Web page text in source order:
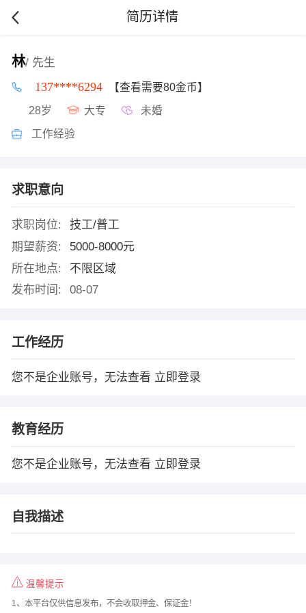
简历详情
林/ 先生
137****6294 【查看需要80金币】
28岁 大专 未婚
工作经验
求职意向
求职岗位:
技工/普工
期望薪资:
5000-8000元
所在地点:
不限区域
发布时间:
08-07
工作经历
您不是企业账号，无法查看 立即登录
教育经历
您不是企业账号，无法查看 立即登录
自我描述
温馨提示
1、本平台仅供信息发布，不会收取押金、保证金！